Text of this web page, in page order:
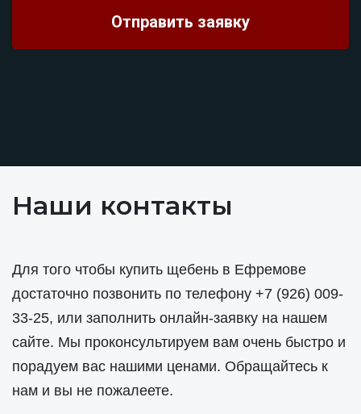
Наши контакты
Для того чтобы купить щебень в Ефремове
достаточно позвонить по телефону +7 (926) 009-
33-25, или заполнить онлайн-заявку на нашем
сайте. Мы проконсультируем вам очень быстро и
порадуем вас нашими ценами. Обращайтесь к
нам и вы не пожалеете.